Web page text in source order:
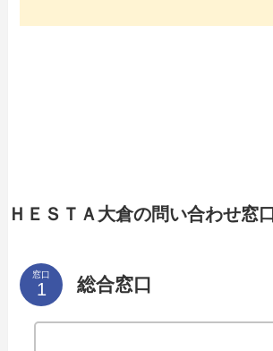
ＨＥＳＴＡ大倉の問い合わせ窓口
窓口 総合窓口